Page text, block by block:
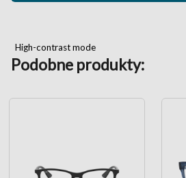
High-contrast mode
Podobne produkty: